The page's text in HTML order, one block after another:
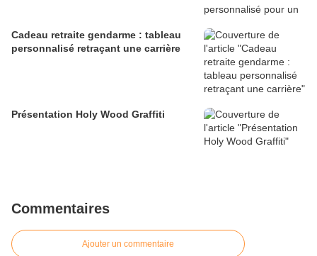
Cadeau retraite gendarme : tableau
personnalisé retraçant une carrière
Présentation Holy Wood Graffiti
Commentaires
Ajouter un commentaire